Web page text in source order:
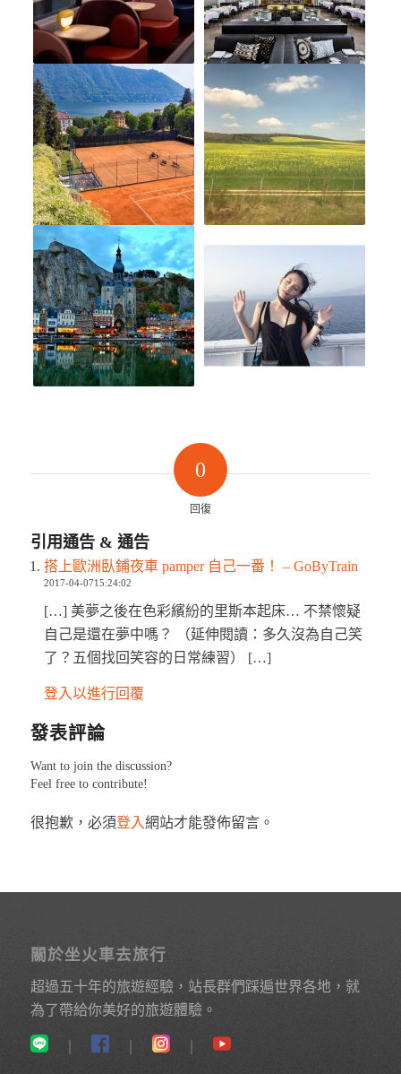
0
回復
引用通告 & 通告
搭上歐洲臥鋪夜車 pamper 自己一番！ – GoByTrain
2017-04-0715:24:02
[…] 美夢之後在色彩繽紛的里斯本起床… 不禁懷疑
自己是還在夢中嗎？ （延伸閱讀：多久沒為自己笑
了？五個找回笑容的日常練習） […]
登入以進行回覆
發表評論
Want to join the discussion?
Feel free to contribute!
很抱歉，必須登入網站才能發佈留言。
關於坐火車去旅行
超過五十年的旅遊經驗，站長群們踩遍世界各地，就
為了帶給你美好的旅遊體驗。
｜ ｜